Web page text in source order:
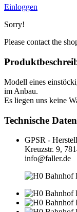
Einloggen
Sorry!
Please contact the
Modell eines
im Anbau.
Es liegen uns keine
Technische Daten
GPSR -
Kreuzstr. 9,
info@faller.de